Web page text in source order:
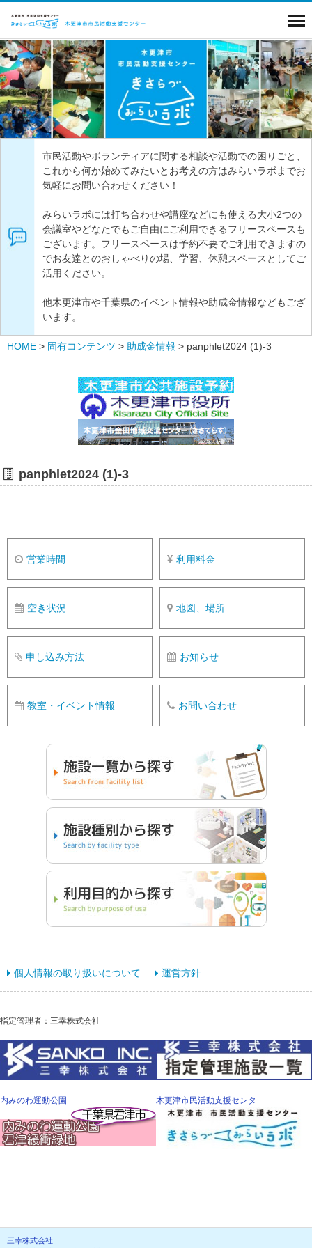
市民活動やボランティアに関する相談や活動での困りごと、
これから何か始めてみたいとお考えの方はみらいラボまでお
気軽にお問い合わせください！
みらいラボには打ち合わせや講座などにも使える大小2つの
会議室やどなたでもご自由にご利用できるフリースペースも
ございます。フリースペースは予約不要でご利用できますの
でお友達とのおしゃべりの場、学習、休憩スペースとしてご
活用ください。
他木更津市や千葉県のイベント情報や助成金情報などもござ
います。
HOME > 固有コンテンツ > 助成金情報 > panphlet2024 (1)-3
panphlet2024 (1)-3
営業時間 利用料金
空き状況 地図、場所
申し込み方法 お知らせ
教室・イベント情報 お問い合わせ
個人情報の取り扱いについて 運営方針
指定管理者：三幸株式会社